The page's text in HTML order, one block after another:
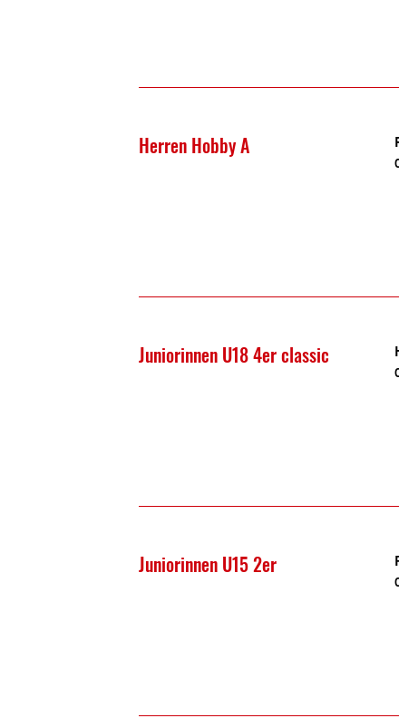
Herren Hobby A
Juniorinnen U18 4er classic
Juniorinnen U15 2er